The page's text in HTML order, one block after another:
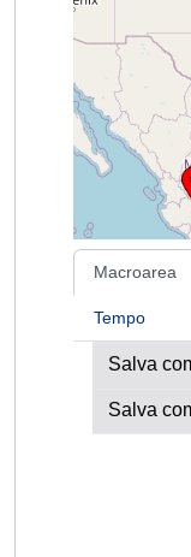
Macroarea
Tempo
Salva
Salva